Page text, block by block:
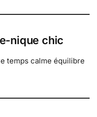
nique chic
temps calme équilibre